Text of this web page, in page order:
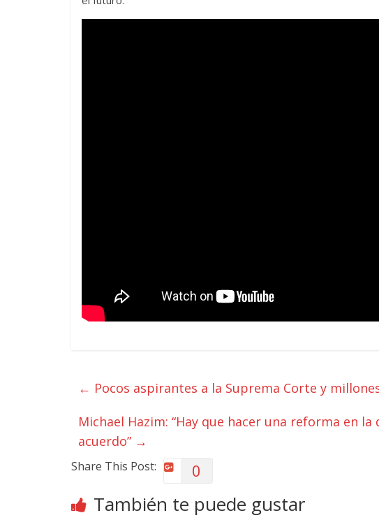
← Pocos aspirantes a la Suprema Corte y
Michael Hazim: “Hay que hacer una reforma en
acuerdo” →
Share This Post: 0
También te puede gustar